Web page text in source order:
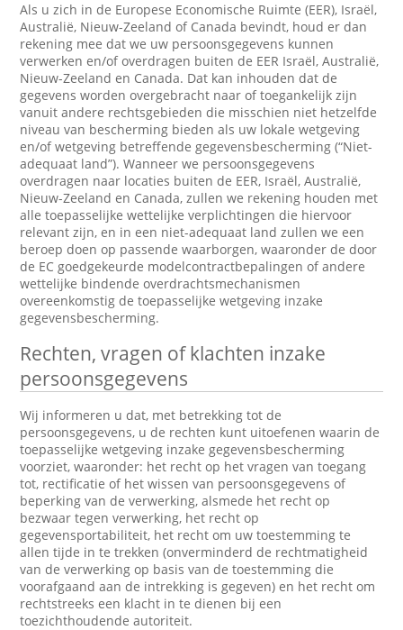
Als u zich in de Europese Economische Ruimte (EER), Israël,
Australië, Nieuw-Zeeland of Canada bevindt, houd er dan
rekening mee dat we uw persoonsgegevens kunnen
verwerken en/of overdragen buiten de EER Israël, Australië,
Nieuw-Zeeland en Canada. Dat kan inhouden dat de
gegevens worden overgebracht naar of toegankelijk zijn
vanuit andere rechtsgebieden die misschien niet hetzelfde
niveau van bescherming bieden als uw lokale wetgeving
en/of wetgeving betreffende gegevensbescherming (“Niet-
adequaat land”). Wanneer we persoonsgegevens
overdragen naar locaties buiten de EER, Israël, Australië,
Nieuw-Zeeland en Canada, zullen we rekening houden met
alle toepasselijke wettelijke verplichtingen die hiervoor
relevant zijn, en in een niet-adequaat land zullen we een
beroep doen op passende waarborgen, waaronder de door
de EC goedgekeurde modelcontractbepalingen of andere
wettelijke bindende overdrachtsmechanismen
overeenkomstig de toepasselijke wetgeving inzake
gegevensbescherming.
Rechten, vragen of klachten inzake
persoonsgegevens
Wij informeren u dat, met betrekking tot de
persoonsgegevens, u de rechten kunt uitoefenen waarin de
toepasselijke wetgeving inzake gegevensbescherming
voorziet, waaronder: het recht op het vragen van toegang
tot, rectificatie of het wissen van persoonsgegevens of
beperking van de verwerking, alsmede het recht op
bezwaar tegen verwerking, het recht op
gegevensportabiliteit, het recht om uw toestemming te
allen tijde in te trekken (onverminderd de rechtmatigheid
van de verwerking op basis van de toestemming die
voorafgaand aan de intrekking is gegeven) en het recht om
rechtstreeks een klacht in te dienen bij een
toezichthoudende autoriteit.